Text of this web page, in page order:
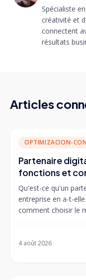
Spécialiste
créativité et
connectent
résultats
Articles
Partenaire
fonctions et
Qu'est-ce qu'un
entreprise en a-t-
comment choisir le
4 août 2026